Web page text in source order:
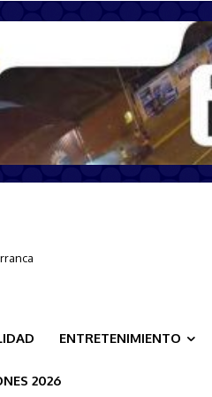
ENTRETENIMIENTO
2026